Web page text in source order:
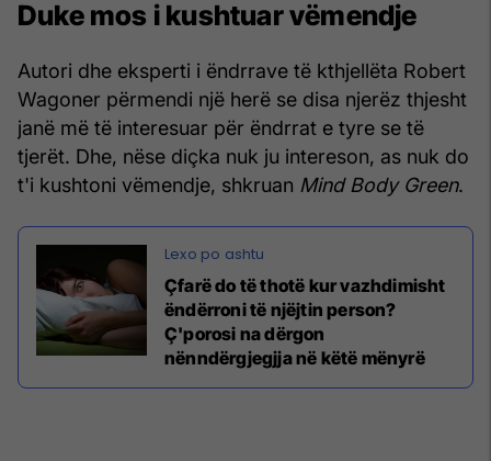
Duke mos i kushtuar vëmendje
Autori dhe eksperti i ëndrrave të kthjellëta Robert
Wagoner përmendi një herë se disa njerëz thjesht
janë më të interesuar për ëndrrat e tyre se të
tjerët. Dhe, nëse diçka nuk ju intereson, as nuk do
t'i kushtoni vëmendje, shkruan Mind Body Green.
Çfarë do të thotë kur vazhdimisht
ëndërroni të njëjtin person?
Ç'porosi na dërgon
nënndërgjegjja në këtë mënyrë